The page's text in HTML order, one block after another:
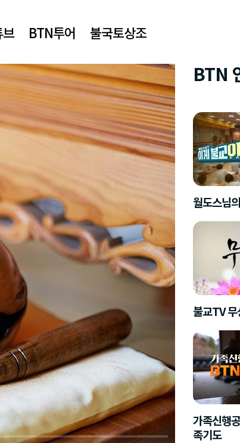
BTN투어 불국토상조
BTN
월도스님
불교TV
가족신행
족기도